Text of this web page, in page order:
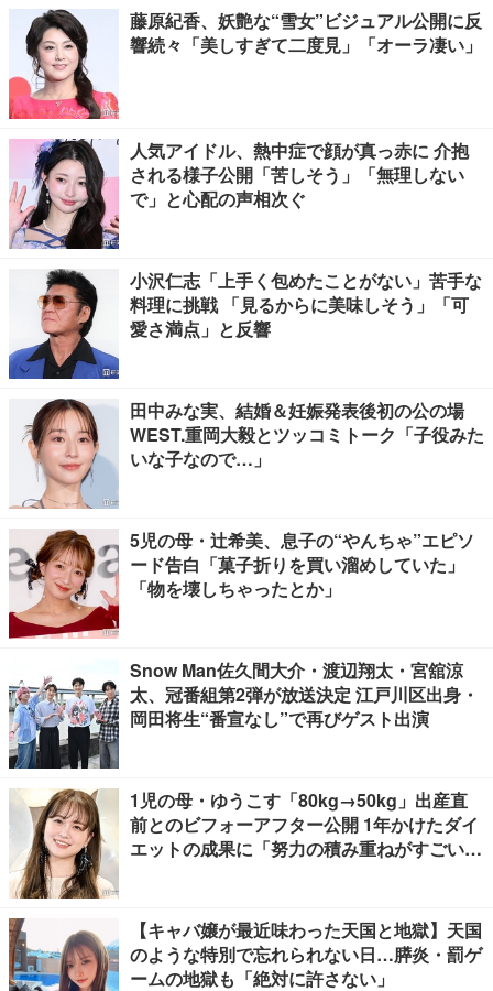
藤原紀香、妖艶な“雪女”ビジュアル公開に反
響続々「美しすぎて二度見」「オーラ凄い」
人気アイドル、熱中症で顔が真っ赤に 介抱
される様子公開「苦しそう」「無理しない
で」と心配の声相次ぐ
小沢仁志「上手く包めたことがない」苦手な
料理に挑戦 「見るからに美味しそう」「可
愛さ満点」と反響
田中みな実、結婚＆妊娠発表後初の公の場
WEST.重岡大毅とツッコミトーク「子役みた
いな子なので…」
5児の母・辻希美、息子の“やんちゃ”エピソ
ード告白「菓子折りを買い溜めしていた」
「物を壊しちゃったとか」
Snow Man佐久間大介・渡辺翔太・宮舘涼
太、冠番組第2弾が放送決定 江戸川区出身・
岡田将生“番宣なし”で再びゲスト出演
1児の母・ゆうこす「80kg→50kg」出産直
前とのビフォーアフター公開 1年かけたダイ
エットの成果に「努力の積み重ねがすごい」
【キャバ嬢が最近味わった天国と地獄】天国
のような特別で忘れられない日…膵炎・罰ゲ
ームの地獄も「絶対に許さない」